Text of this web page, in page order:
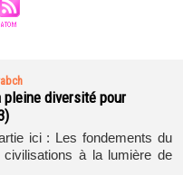
pleine diversité pour
ici : Les fondements du
civilisations à la lumière de